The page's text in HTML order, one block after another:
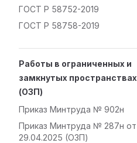
ГОСТ Р 58752-2019
ГОСТ Р 58758-2019
Работы в ограниченных и
замкнутых пространствах
(ОЗП)
Приказ Минтруда № 902н
Приказ Минтруда № 287н от
29.04.2025 (ОЗП)